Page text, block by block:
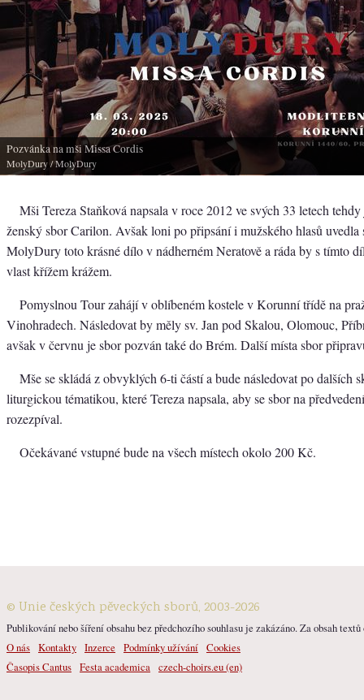
Pozvánka na mši Missa Cordis
MolyDury/ MolyDury
Mši Tereza Staňková napsala v roce 2012 ve svých 33 letech
ženský sbor Carilon. Avšak loni po připsání i mužského hlasů uvedla
MolyDury toto krásné dílo v nádherném Neratově a ráda by s tímto
vlast křížem krážem.
Pomyslnou Tour zahájí v oblíbeném kostele v Korunní třídě na
Vinohradech. Následovat by měly sv. Jan pod Skalou, Olomouc,
avšak v červnu je sbor pozván také do Brém. Další místa sbor
Mše se skládá z obvyklých 6-ti částí a bude následovat po dalších
liturgickou tématikou, které Tereza napsala, aby se sbor na
rozezpíval.
Očekávané vstupné bude na všech místech okolo 200 Kč.
© Unie českých pěveckých sborů, 2003-2026
Publikování nebo šíření obsahu bez předchozího souhlasu je zakázáno. Za obsah
O nás Kontakty Inzerce Podmínky užívání Cookies
Časopis Cantus Festa academica czech-choirs.eu (en)